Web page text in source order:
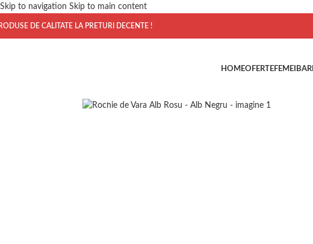
Skip to navigation Skip to main content
DE CALITATE LA PRETURI DECENTE !
HOMEOFERTEFEMEI